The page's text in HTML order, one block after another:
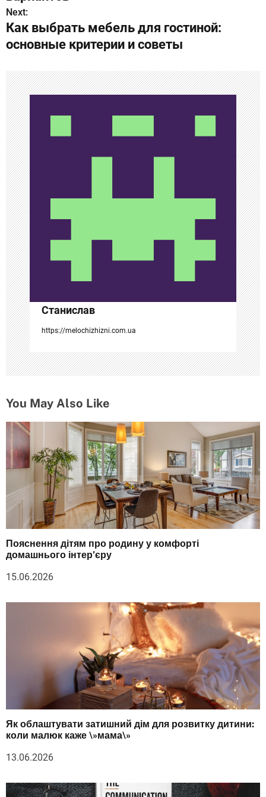
и
г
ц
и
я
п
о
з
а
п
и
с
я
м
Next:
Как выбрать мебель для гостиной:
основные критерии и советы
Станислав
https://melochizhizni.com.ua
You May Also Like
Пояснення дітям про родину у комфорті
домашнього інтер’єру
15.06.2026
Як облаштувати затишний дім для розвитку дитини:
коли малюк каже \»мама\»
13.06.2026